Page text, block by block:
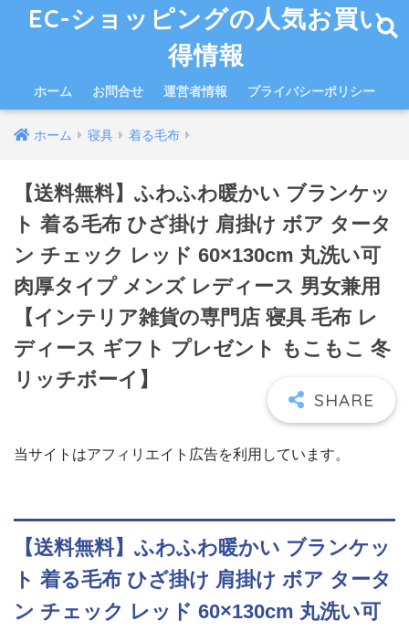
EC-ショッピングの人気お買い
得情報
ホーム お問合せ 運営者情報 プライバシーポリシー
ホーム 寝具 着る毛布
【送料無料】ふわふわ暖かい ブランケッ
ト 着る毛布 ひざ掛け 肩掛け ボア タータ
ン チェック レッド 60×130cm 丸洗い可
肉厚タイプ メンズ レディース 男女兼用
【インテリア雑貨の専門店 寝具 毛布 レ
ディース ギフト プレゼント もこもこ 冬
リッチボーイ】
当サイトはアフィリエイト広告を利用しています。
【送料無料】ふわふわ暖かい ブランケッ
ト 着る毛布 ひざ掛け 肩掛け ボア タータ
ン チェック レッド 60×130cm 丸洗い可